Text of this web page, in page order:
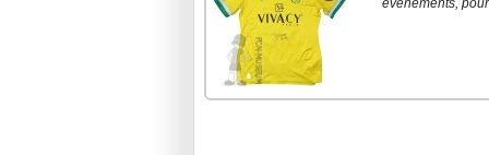
événements,